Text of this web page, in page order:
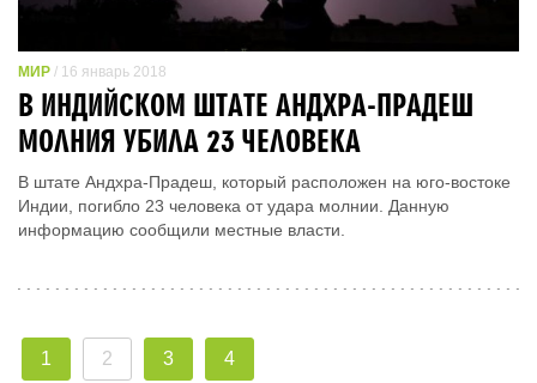
МИР / 16 январь 2018
В ИНДИЙСКОМ ШТАТЕ АНДХРА-ПРАДЕШ
МОЛНИЯ УБИЛА 23 ЧЕЛОВЕКА
В штате Андхра-Прадеш, который расположен на юго-востоке
Индии, погибло 23 человека от удара молнии. Данную
информацию сообщили местные власти.
1 2 3 4